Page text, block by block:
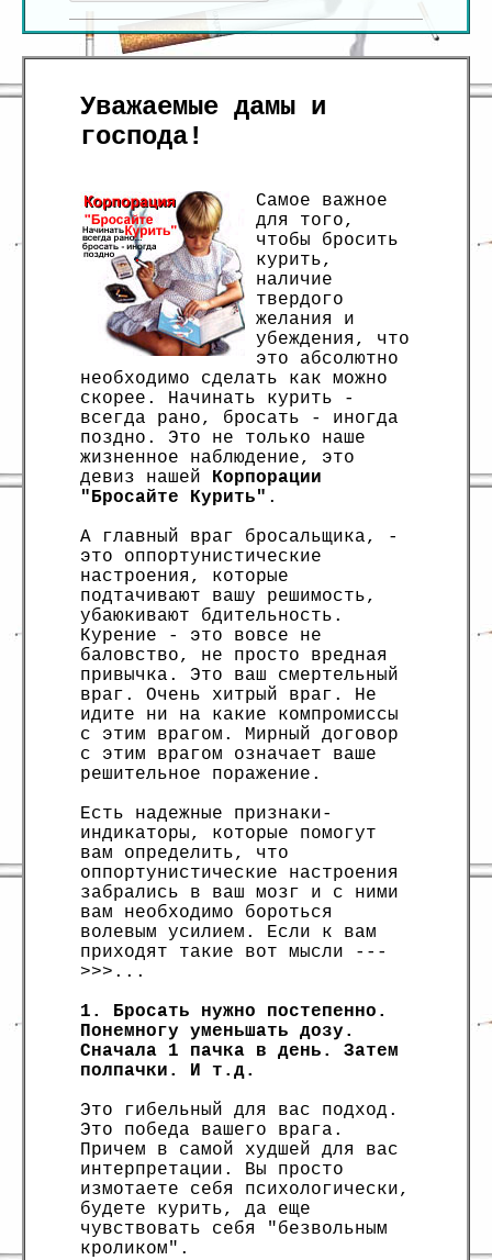
Уважаемые дамы и
господа!
Самое важное
для того,
чтобы бросить
курить,
наличие
твердого
желания и
убеждения, что
это абсолютно
необходимо сделать как можно
скорее. Начинать курить -
всегда рано, бросать - иногда
поздно. Это не только наше
жизненное наблюдение, это
девиз нашей Корпорации
"Бросайте Курить" .
А главный враг бросальщика, -
это оппортунистические
настроения, которые
подтачивают вашу решимость,
убаюкивают бдительность.
Курение - это вовсе не
баловство, не просто вредная
привычка. Это ваш смертельный
враг. Очень хитрый враг. Не
идите ни на какие компромиссы
с этим врагом. Мирный договор
с этим врагом означает ваше
решительное поражение.
Есть надежные признаки-
индикаторы, которые помогут
вам определить, что
оппортунистические настроения
забрались в ваш мозг и с ними
вам необходимо бороться
волевым усилием. Если к вам
приходят такие вот мысли ---
>>>...
1. Бросать нужно постепенно.
Понемногу уменьшать дозу.
Сначала 1 пачка в день. Затем
полпачки. И т.д.
Это гибельный для вас подход.
Это победа вашего врага.
Причем в самой худшей для вас
интерпретации. Вы просто
измотаете себя психологически,
будете курить, да еще
чувствовать себя "безвольным
кроликом".